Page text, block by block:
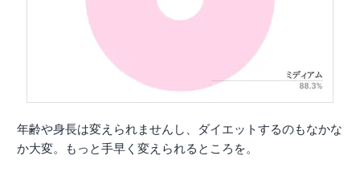
年齢や身長は変えられませんし、ダイエットするのもなかな
か大変。もっと手早く変えられるところを。